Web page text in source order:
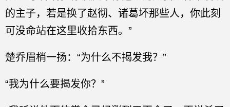
的主子，若是换了赵彻、诸葛坏那些人，你此刻
可没命站在这里收拾东西。”
楚乔眉梢一扬：“为什么不揭发我？”
“我为什么要揭发你？”